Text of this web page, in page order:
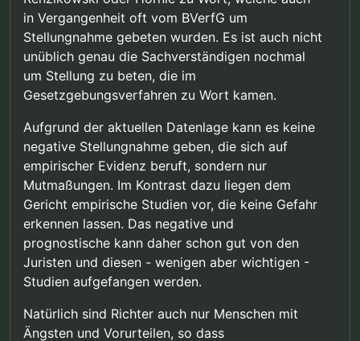
in Vergangenheit oft vom BVerfG um
Stellungnahme gebeten wurden. Es ist auch nicht
unüblich genau die Sachverständigen nochmal
um Stellung zu beten, die im
Gesetzgebungsverfahren zu Wort kamen.
Aufgrund der aktuellen Datenlage kann es keine
negative Stellungnahme geben, die sich auf
empirischer Evidenz beruft, sondern nur
Mutmaßungen. Im Kontrast dazu liegen dem
Gericht empirische Studien vor, die keine Gefahr
erkennen lassen. Das negative und
prognostische kann daher schon gut von den
Juristen und diesen - wenigen aber wichtigen -
Studien aufgefangen werden.
Natürlich sind Richter auch nur Menschen mit
Ängsten und Vorurteilen, so dass